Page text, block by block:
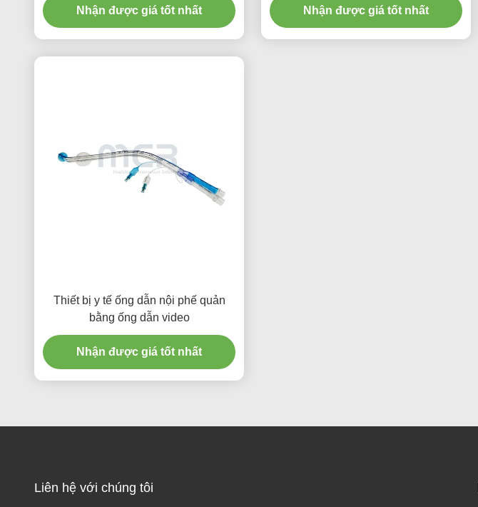
Nhận được giá tốt nhất
Nhận được giá tốt nhất
Thiết bị y tế ống dẫn nội phế quản
bằng ống dẫn video
Nhận được giá tốt nhất
Liên hệ với chúng tôi